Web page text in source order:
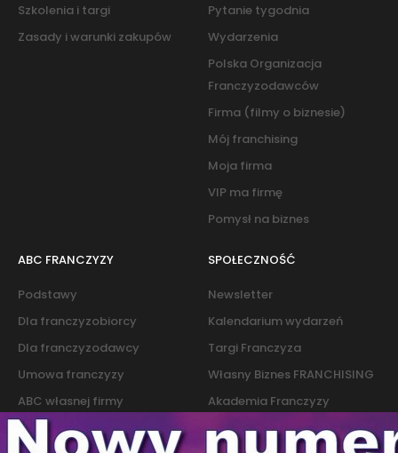
Szkolenia i targi
Zasady i warunki zakupów
Pytanie tygodnia
Wydarzenia
Polska Organizacja
Franczyzodawców
Firma (filmy o biznesie)
Mój franchising
Moja firma
VIP ma firmę
Pomysł na biznes
ABC FRANCZYZY
Podstawy
Dla franczyzobiorcy
Dla franczyzodawcy
Umowa franczyzy
ABC własnej firmy
Słownik franczyzy i biznesu
SPOŁECZNOŚĆ
Newsletter
Kalendarium wydarzeń
Targi Franczyza
Własny Biznes FRANCHISING
Akademia Franczyzy
Marketing